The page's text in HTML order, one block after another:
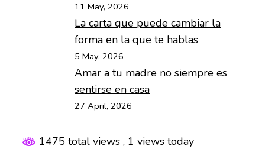
11 May, 2026
La carta que puede cambiar la
forma en la que te hablas
5 May, 2026
Amar a tu madre no siempre es
sentirse en casa
27 April, 2026
1475 total views , 1 views today